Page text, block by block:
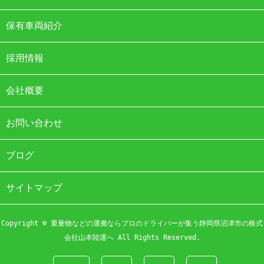
保有車両紹介
採用情報
会社概要
お問い合わせ
ブログ
サイトマップ
Copyright © 重量物などの運搬ならプロのドライバーが集う静岡県沼津市の株式
会社山本陸運へ All Rights Reserved.